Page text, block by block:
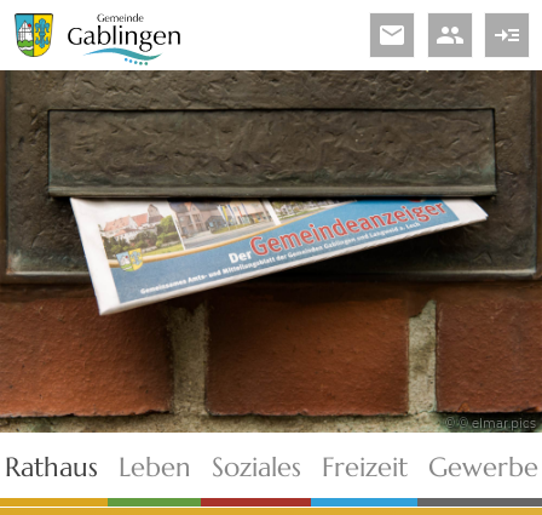
read_more
people
email
© © elmar.pics
Rathaus Leben Soziales Freizeit Gewerbe